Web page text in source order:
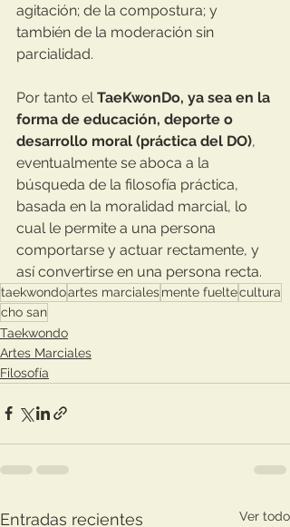
agitación; de la compostura; y
también de la moderación sin
parcialidad.
Por tanto el TaeKwonDo, ya sea en la
forma de educación, deporte o
desarrollo moral (práctica del DO),
eventualmente se aboca a la
búsqueda de la filosofía práctica,
basada en la moralidad marcial, lo
cual le permite a una persona
comportarse y actuar rectamente, y
así convertirse en una persona recta.
taekwondoartes marcialesmente fueltecultura
cho san
Taekwondo
Artes Marciales
Filosofía
Entradas recientes Ver todo